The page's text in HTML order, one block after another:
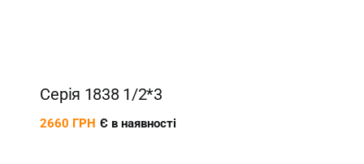
Серія 1838 1/2*3
2660 ГРН Є в наявності